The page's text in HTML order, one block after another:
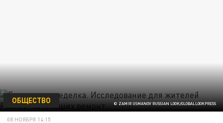
© ZAMIR USMANOV RUSSIAN LOOK/GLOBALLOOKPRESS
ОБЩЕСТВО
08 НОЯБРЯ 14:15